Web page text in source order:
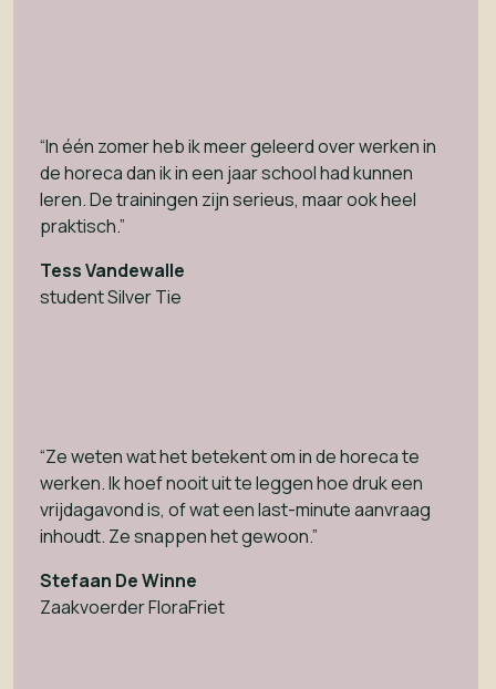
“In één zomer heb ik meer geleerd over werken in
de horeca dan ik in een jaar school had kunnen
leren. De trainingen zijn serieus, maar ook heel
praktisch.”
Tess Vandewalle
student Silver Tie
“Ze weten wat het betekent om in de horeca te
werken. Ik hoef nooit uit te leggen hoe druk een
vrijdagavond is, of wat een last-minute aanvraag
inhoudt. Ze snappen het gewoon.”
Stefaan De Winne
Zaakvoerder FloraFriet